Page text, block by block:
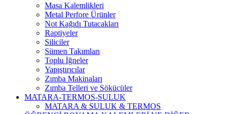
Masa Kalemlikleri
Metal Perfore Ürünler
Not Kağıdı Tutacakları
Raptiyeler
Siliciler
Sümen Takımları
Toplu İğneler
Yapıştırıcılar
Zımba Makinaları
Zımba Telleri ve Sökücüler
MATARA-TERMOS-SULUK
MATARA & SULUK & TERMOS